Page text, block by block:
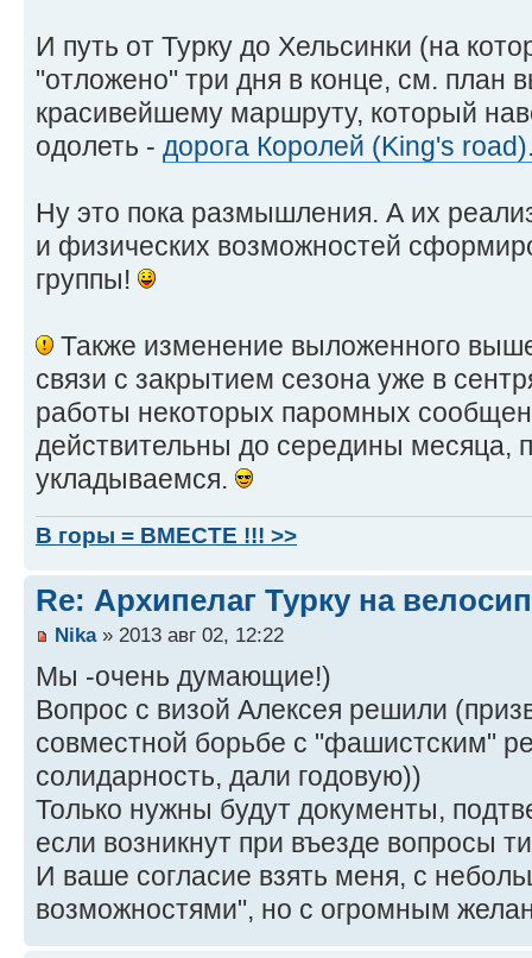
И путь от Турку до Хельсинки (на
"отложено" три дня в конце, см. план
красивейшему маршруту, который
одолеть - дорога Королей (King's
Ну это пока размышления. А их
и физических возможностей
группы!
Также изменение выложенного
связи с закрытием сезона уже в
работы некоторых паромных
действительны до середины месяца,
укладываемся.
В горы = ВМЕСТЕ !!! >>
Re: Архипелаг Турку на
Nika» 2013 авг 02, 12:22
Мы -очень думающие!)
Вопрос с визой Алексея решили
совместной борьбе с "фашистским"
солидарность, дали годовую))
Только нужны будут документы,
если возникнут при въезде вопросы
И ваше согласие взять меня, с
возможностями", но с огромным